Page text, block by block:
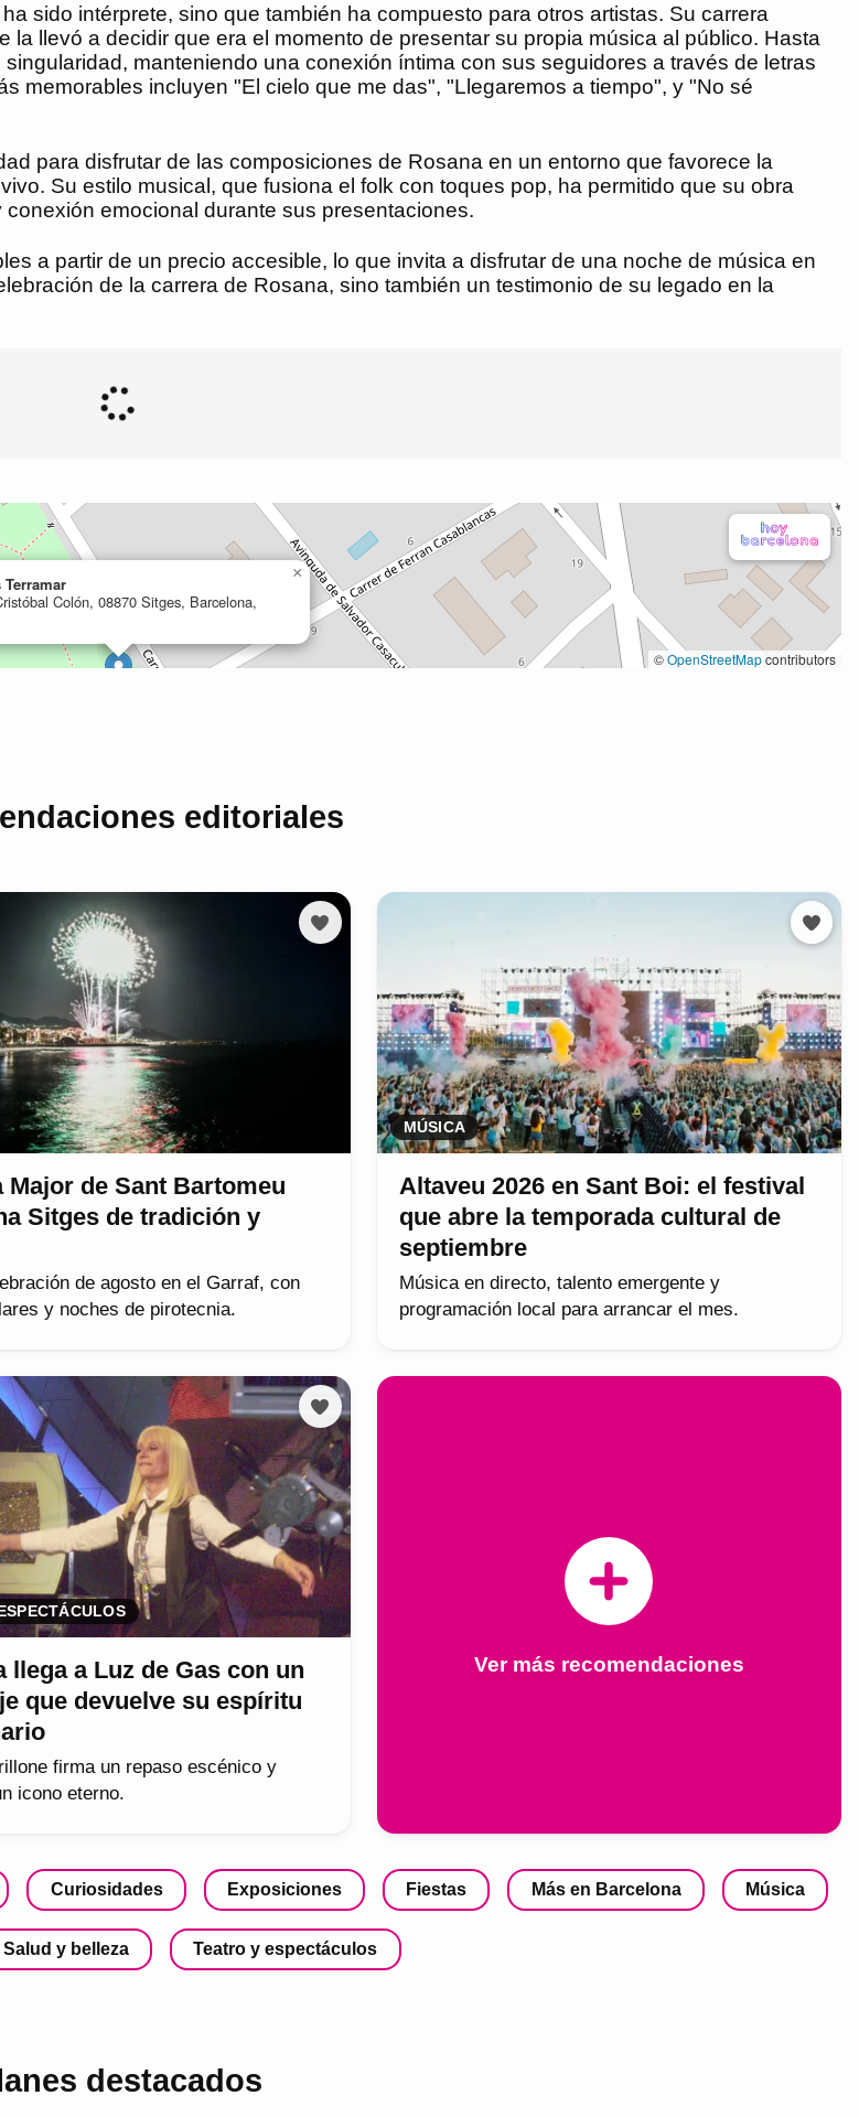
sido intérprete, sino que también ha compuesto para otros artistas. Su carrera
llevó a decidir que era el momento de presentar su propia música al público. Hasta
manteniendo una conexión íntima con sus seguidores a través de letras
memorables incluyen "El cielo que me das", "Llegaremos a tiempo", y "No sé
para disfrutar de las composiciones de Rosana en un entorno que favorece la
Su estilo musical, que fusiona el folk con toques pop, ha permitido que su obra
emocional durante sus presentaciones.
a partir de un precio accesible, lo que invita a disfrutar de una noche de música en
de la carrera de Rosana, sino también un testimonio de su legado en la
editoriales
Major de Sant Bartomeu
Sitges de tradición y
de agosto en el Garraf, con
y noches de pirotecnia.
MÚSICA
Altaveu 2026 en Sant Boi: el festival
que abre la temporada cultural de
septiembre
Música en directo, talento emergente y
programación local para arrancar el mes.
llega a Luz de Gas con un
que devuelve su espíritu
firma un repaso escénico y
icono eterno.
Ver más recomendaciones
Curiosidades Exposiciones Fiestas Más en Barcelona Música
Salud y belleza Teatro y espectáculos
destacados